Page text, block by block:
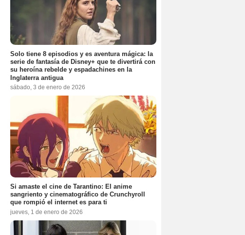
Solo tiene 8 episodios y es aventura mágica: la
serie de fantasía de Disney+ que te divertirá con
su heroína rebelde y espadachines en la
Inglaterra antigua
sábado, 3 de enero de 2026
Si amaste el cine de Tarantino: El anime
sangriento y cinematográfico de Crunchyroll
que rompió el internet es para ti
jueves, 1 de enero de 2026